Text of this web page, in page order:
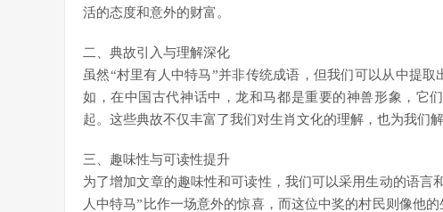
活的态度和意外的财富。
二、典故引入与理解深化
虽然“村里有人中特马”并非传统成语，但我们可以从中提
如，在中国古代神话中，龙和马都是重要的神兽形象，它
起。这些典故不仅丰富了我们对生肖文化的理解，也为我们
三、趣味性与可读性提升
为了增加文章的趣味性和可读性，我们可以采用生动的语
人中特马”比作一场意外的惊喜，而这位中奖的村民则像他